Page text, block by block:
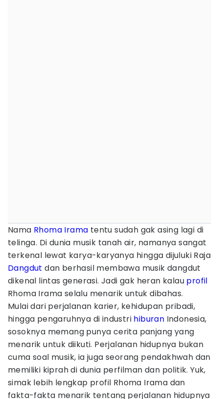
Nama Rhoma Irama tentu sudah gak asing lagi di
telinga. Di dunia musik tanah air, namanya sangat
terkenal lewat karya-karyanya hingga dijuluki Raja
Dangdut dan berhasil membawa musik dangdut
dikenal lintas generasi. Jadi gak heran kalau profil
Rhoma Irama selalu menarik untuk dibahas.
Mulai dari perjalanan karier, kehidupan pribadi,
hingga pengaruhnya di industri hiburan Indonesia,
sosoknya memang punya cerita panjang yang
menarik untuk diikuti. Perjalanan hidupnya bukan
cuma soal musik, ia juga seorang pendakhwah dan
memiliki kiprah di dunia perfilman dan politik. Yuk,
simak lebih lengkap profil Rhoma Irama dan
fakta-fakta menarik tentang perjalanan hidupnya